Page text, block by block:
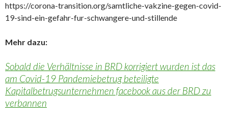
https://corona-transition.org/samtliche-vakzine-gegen-covid-
19-sind-ein-gefahr-fur-schwangere-und-stillende
Mehr dazu:
Sobald die Verhältnisse in BRD korrigiert wurden ist das
am Covid-19 Pandemiebetrug beteiligte
Kapitalbetrugsunternehmen facebook aus der BRD zu
verbannen